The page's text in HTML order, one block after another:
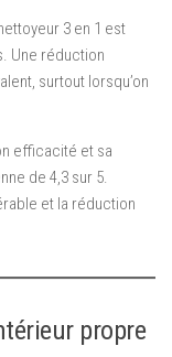
3 en 1 est
Une réduction
surtout lorsqu’on
efficacité et sa
de 4,3 sur 5.
et la réduction
propre